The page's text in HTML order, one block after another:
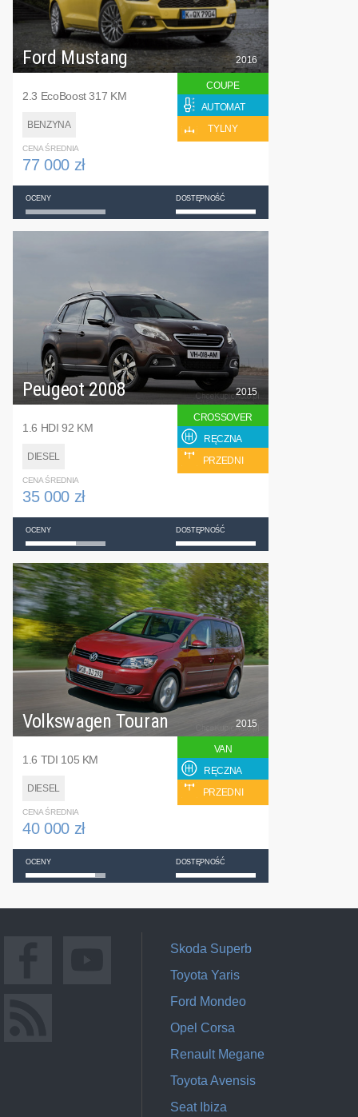
Ford Mustang
2.3 EcoBoost 317 KM
BENZYNA
2016
COUPE
AUTOMAT
TYLNY
CENA ŚREDNIA
77 000 zł
OCENY DOSTĘPNOŚĆ
Peugeot 2008
1.6 HDI 92 KM
DIESEL
2015
CROSSOVER
RĘCZNA
PRZEDNI
CENA ŚREDNIA
35 000 zł
OCENY DOSTĘPNOŚĆ
Volkswagen Touran
1.6 TDI 105 KM
DIESEL
2015
VAN
RĘCZNA
PRZEDNI
CENA ŚREDNIA
40 000 zł
OCENY DOSTĘPNOŚĆ
Skoda Superb
Toyota Yaris
Ford Mondeo
Opel Corsa
Renault Megane
Toyota Avensis
Seat Ibiza